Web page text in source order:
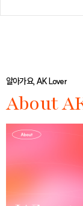
알아가요, AK Lover
About